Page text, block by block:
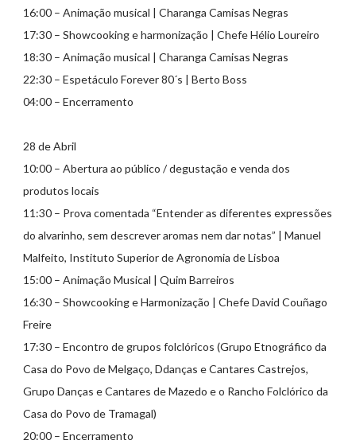
16:00 – Animação musical | Charanga Camisas Negras
17:30 – Showcooking e harmonização | Chefe Hélio Loureiro
18:30 – Animação musical | Charanga Camisas Negras
22:30 – Espetáculo Forever 80´s | Berto Boss
04:00 – Encerramento
28 de Abril
10:00 – Abertura ao público / degustação e venda dos
produtos locais
11:30 – Prova comentada “Entender as diferentes expressões
do alvarinho, sem descrever aromas nem dar notas” | Manuel
Malfeito, Instituto Superior de Agronomia de Lisboa
15:00 – Animação Musical | Quim Barreiros
16:30 – Showcooking e Harmonização | Chefe David Couñago
Freire
17:30 – Encontro de grupos folclóricos (Grupo Etnográfico da
Casa do Povo de Melgaço, Ddanças e Cantares Castrejos,
Grupo Danças e Cantares de Mazedo e o Rancho Folclórico da
Casa do Povo de Tramagal)
20:00 – Encerramento